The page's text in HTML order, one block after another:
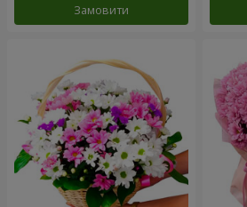
Замовити